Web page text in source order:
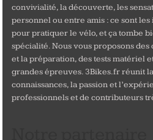
convivialité, la découverte, les
personnel ou entre amis : ce sont
pour pratiquer le vélo, et ça tombe
spécialité. Nous vous proposons
et la préparation, des tests matériel
grandes épreuves. 3Bikes.fr réunit
connaissances, la passion et
professionnels et de contributeurs